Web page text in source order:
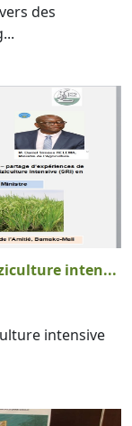
des
inten...
intensive